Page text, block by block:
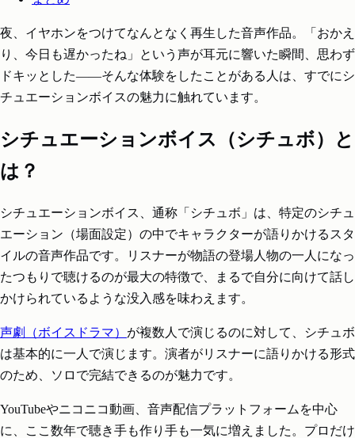
夜、イヤホンをつけてなんとなく再生した音声作品。「おかえ
り、今日も遅かったね」という声が耳元に響いた瞬間、思わず
ドキッとした――そんな体験をしたことがある人は、すでにシ
チュエーションボイスの魅力に触れています。
シチュエーションボイス（シチュボ）と
は？
シチュエーションボイス、通称「シチュボ」は、特定のシチュ
エーション（場面設定）の中でキャラクターが語りかけるスタ
イルの音声作品です。リスナーが物語の登場人物の一人になっ
たつもりで聴けるのが最大の特徴で、まるで自分に向けて話し
かけられているような没入感を味わえます。
声劇（ボイスドラマ） が複数人で演じるのに対して、シチュボ
は基本的に一人で演じます。演者がリスナーに語りかける形式
のため、ソロで完結できるのが魅力です。
YouTubeやニコニコ動画、音声配信プラットフォームを中心
に、ここ数年で聴き手も作り手も一気に増えました。プロだけ